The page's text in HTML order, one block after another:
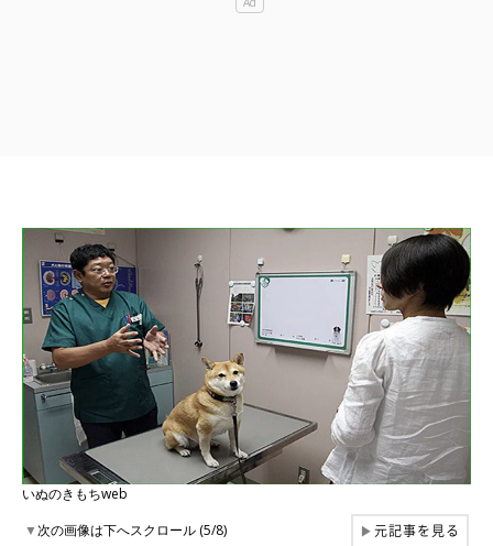
いぬのきもちweb
▼次の画像は下へスクロール (5/8) ▶元記事を見る